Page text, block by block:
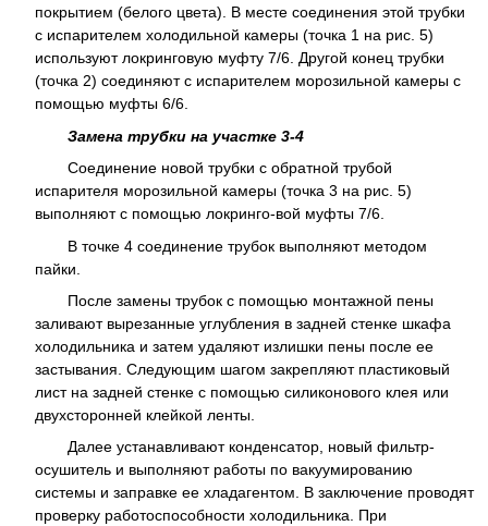
покрытием (белого цвета). В месте соединения этой трубки
с испарителем холодильной камеры (точка 1 на рис. 5)
используют локринговую муфту 7/6. Другой конец трубки
(точка 2) соединяют с испарителем морозильной камеры с
помощью муфты 6/6.
Замена трубки на участке 3-4
Соединение новой трубки с обратной трубой
испарителя морозильной камеры (точка 3 на рис. 5)
выполняют с помощью локринго-вой муфты 7/6.
В точке 4 соединение трубок выполняют методом
пайки.
После замены трубок с помощью монтажной пены
заливают вырезанные углубления в задней стенке шкафа
холодильника и затем удаляют излишки пены после ее
застывания. Следующим шагом закрепляют пластиковый
лист на задней стенке с помощью силиконового клея или
двухсторонней клейкой ленты.
Далее устанавливают конденсатор, новый фильтр-
осушитель и выполняют работы по вакуумированию
системы и заправке ее хладагентом. В заключение проводят
проверку работоспособности холодильника. При